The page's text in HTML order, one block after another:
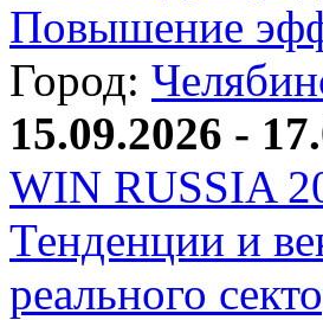
Повышение
Город:
15.09.2026 -
WIN RUSSIA
Тенденции и
реального